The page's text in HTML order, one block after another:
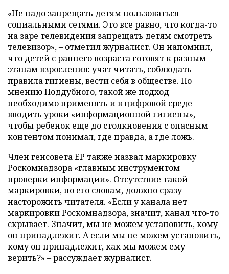
«Не надо запрещать детям пользоваться
социальными сетями. Это все равно, что когда-то
на заре телевидения запрещать детям смотреть
телевизор», – отметил журналист. Он напомнил,
что детей с раннего возраста готовят к разным
этапам взросления: учат читать, соблюдать
правила гигиены, вести себя в обществе. По
мнению Поддубного, такой же подход
необходимо применять и в цифровой среде –
вводить уроки «информационной гигиены»,
чтобы ребенок еще до столкновения с опасным
контентом понимал, где правда, а где ложь.
Член генсовета ЕР также назвал маркировку
Роскомнадзора «главным инструментом
проверки информации». Отсутствие такой
маркировки, по его словам, должно сразу
насторожить читателя. «Если у канала нет
маркировки Роскомнадзора, значит, канал что-то
скрывает. Значит, мы не можем установить, кому
он принадлежит. А если мы не можем установить,
кому он принадлежит, как мы можем ему
верить?» – рассуждает журналист.